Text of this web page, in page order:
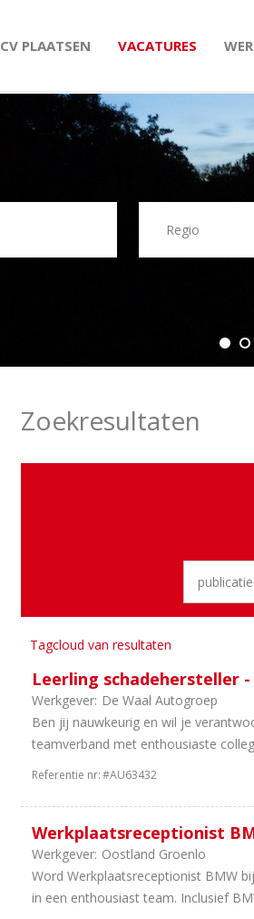
CV PLAATSEN VACATURES
Zoekresultaten
Tagcloud van resultaten
Leerling schadehersteller -
Werkgever: De Waal Autogroep
Ben jij nauwkeurig en wil je
teamverband met enthousiaste
Referentie nr:#AU63432
Werkplaatsreceptionist
Werkgever: Oostland Groenlo
Word Werkplaatsreceptionist BMW
in een enthousiast team. Inclusief